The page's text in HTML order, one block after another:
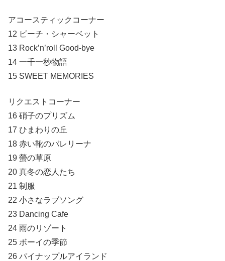
アコースティックコーナー
12 ピーチ・シャーベット
13 Rock’n’roll Good-bye
14 一千一秒物語
15 SWEET MEMORIES
リクエストコーナー
16 硝子のプリズム
17 ひまわりの丘
18 赤い靴のバレリーナ
19 螢の草原
20 真冬の恋人たち
21 制服
22 小さなラブソング
23 Dancing Cafe
24 雨のリゾート
25 ボーイの季節
26 パイナップルアイランド